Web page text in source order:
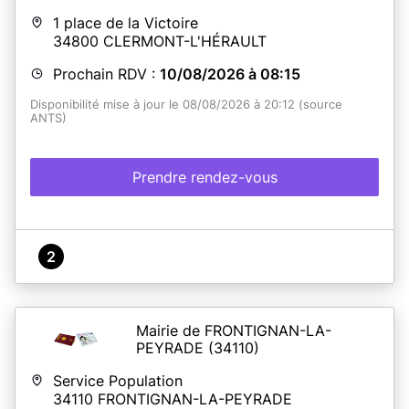
1 place de la Victoire
34800 CLERMONT-L'HÉRAULT
Prochain RDV : 10/08/2026 à 08:15
Disponibilité mise à jour le 08/08/2026 à 20:12 (source
ANTS)
Prendre rendez-vous
2
Mairie de FRONTIGNAN-LA-
PEYRADE (34110)
Service Population
34110 FRONTIGNAN-LA-PEYRADE